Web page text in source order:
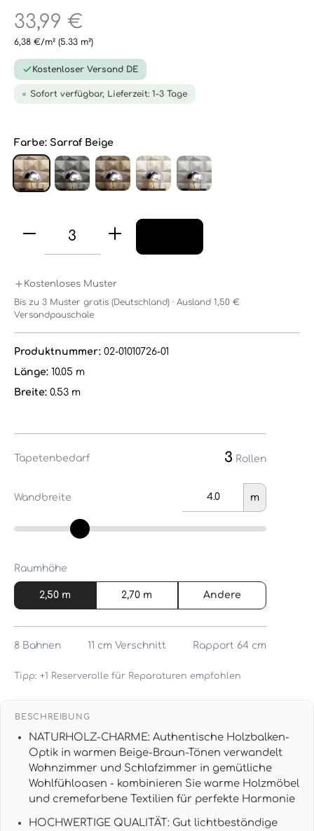
33,99 €
6,38 €/m² (5.33 m²)
Kostenloser Versand DE
Sofort verfügbar, Lieferzeit: 1-3 Tage
Farbe: Sarraf Beige
Kostenloses Muster
Bis zu 3 Muster gratis (Deutschland) · Ausland 1,50 €
Versandpauschale
Produktnummer: 02-01010726-01
Länge: 10.05 m
Breite: 0.53 m
Tapetenbedarf 3 Rollen
Wandbreite m
Raumhöhe
2,50 m 2,70 m Andere
8 Bahnen 11 cm Verschnitt Rapport 64 cm
Tipp: +1 Reserverolle für Reparaturen empfohlen
BESCHREIBUNG
NATURHOLZ-CHARME: Authentische Holzbalken-
Optik in warmen Beige-Braun-Tönen verwandelt
Wohnzimmer und Schlafzimmer in gemütliche
Wohlfühloasen - kombinieren Sie warme Holzmöbel
und cremefarbene Textilien für perfekte Harmonie
HOCHWERTIGE QUALITÄT: Gut lichtbeständige